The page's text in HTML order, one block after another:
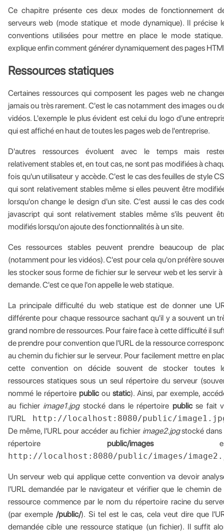
Ce chapitre présente ces deux modes de fonctionnement
serveurs web (mode statique et mode dynamique). Il précise
conventions utilisées pour mettre en place le mode
explique enfin comment générer dynamiquement des pages
Ressources statiques
Certaines ressources qui composent les pages web ne
jamais ou très rarement. C'est le cas notamment des images ou
vidéos. L'exemple le plus évident est celui du logo d'une
qui est affiché en haut de toutes les pages web de l'entreprise.
D'autres ressources évoluent avec le temps mais
relativement stables et, en tout cas, ne sont pas modifiées à
fois qu'un utilisateur y accède. C'est le cas des feuilles de style
qui sont relativement stables même si elles peuvent être
lorsqu'on change le design d'un site. C'est aussi le cas des
javascript qui sont relativement stables même s'ils peuvent
modifiés lorsqu'on ajoute des fonctionnalités à un site.
Ces ressources stables peuvent prendre beaucoup de
(notamment pour les vidéos). C'est pour cela qu'on préfère
les stocker sous forme de fichier sur le serveur web et les servir à
demande. C'est ce que l'on appelle le web statique.
La principale difficulté du web statique est de donner une
différente pour chaque ressource sachant qu'il y a souvent un
grand nombre de ressources. Pour faire face à cette difficulté il
de prendre pour convention que l'URL de la ressource
au chemin du fichier sur le serveur. Pour facilement mettre en
cette convention on décide souvent de stocker toutes
ressources statiques sous un seul répertoire du serveur
nommé le répertoire publicoustatic). Ainsi, par exemple,
au fichier image1.jpgstocké dans le répertoire publicse fait
l'URL http://localhost:8080/public/
De même, l'URL pour accéder au fichier image2.jpgstocké dans
répertoire public/images
http://localhost:8080/public/images/
Un serveur web qui applique cette convention va devoir
l'URL demandée par le navigateur et vérifier que le chemin de
ressource commence par le nom du répertoire racine du
(par exemple /public/). Si tel est le cas, cela veut dire que
demandée cible une ressource statique (un fichier). Il suffit